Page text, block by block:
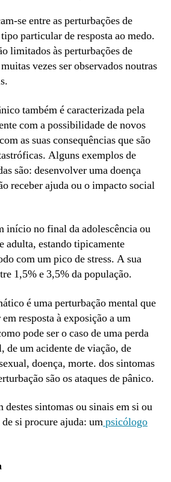
se entre as perturbações de
particular de resposta ao medo.
limitados às perturbações de
vezes ser observados noutras
também é caracterizada pela
com a possibilidade de novos
as suas consequências que são
Alguns exemplos de
são: desenvolver uma doença
receber ajuda ou o impacto social
início no final da adolescência ou
adulta, estando tipicamente
com um pico de stress. A sua
1,5% e 3,5% da população.
é uma perturbação mental que
resposta à exposição a um
pode ser o caso de uma perda
de um acidente de viação, de
doença, morte. dos sintomas
são os ataques de pânico.
destes sintomas ou sinais em si ou
si procure ajuda: umpsicólogo